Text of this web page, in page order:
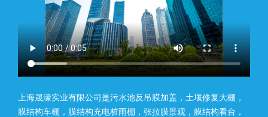
上海晟濠实业有限公司是污水池反吊膜加盖，土壤修复大棚，
膜结构车棚，膜结构充电桩雨棚，张拉膜景观，膜结构看台，